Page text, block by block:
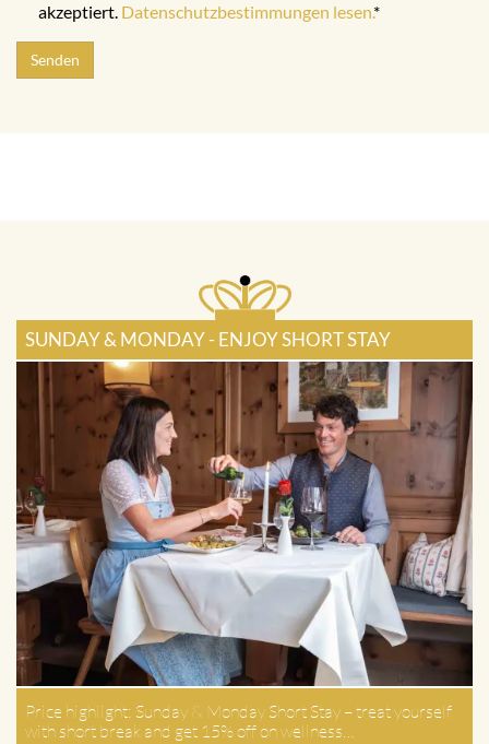
akzeptiert. Datenschutzbestimmungen lesen.*
Senden
SUNDAY & MONDAY - ENJOY SHORT STAY
Price highlight: Sunday & Monday Short Stay – treat yourself
with short break and get 15% off on wellness…